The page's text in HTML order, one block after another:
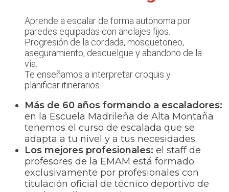
Aprende a escalar de forma autónoma por
paredes equipadas con anclajes fijos.
Progresión de la cordada, mosquetoneo,
aseguramiento, descuelgue y abandono de la
vía.
Te enseñamos a interpretar croquis y
planificar itinerarios.
Más de 60 años formando a escaladores:
en la Escuela Madrileña de Alta Montaña
tenemos el curso de escalada que se
adapta a tu nivel y a tus necesidades.
Los mejores profesionales: el staff de
profesores de la EMAM está formado
exclusivamente por profesionales con
títulación oficial de técnico deportivo de